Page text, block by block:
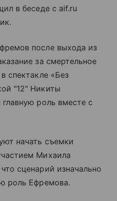
в беседе с aif.ru
после выхода из
за смертельное
спектакле «Без
"12" Никиты
роль вместе с
начать съемки
Михаила
сценарий изначально
роль Ефремова.